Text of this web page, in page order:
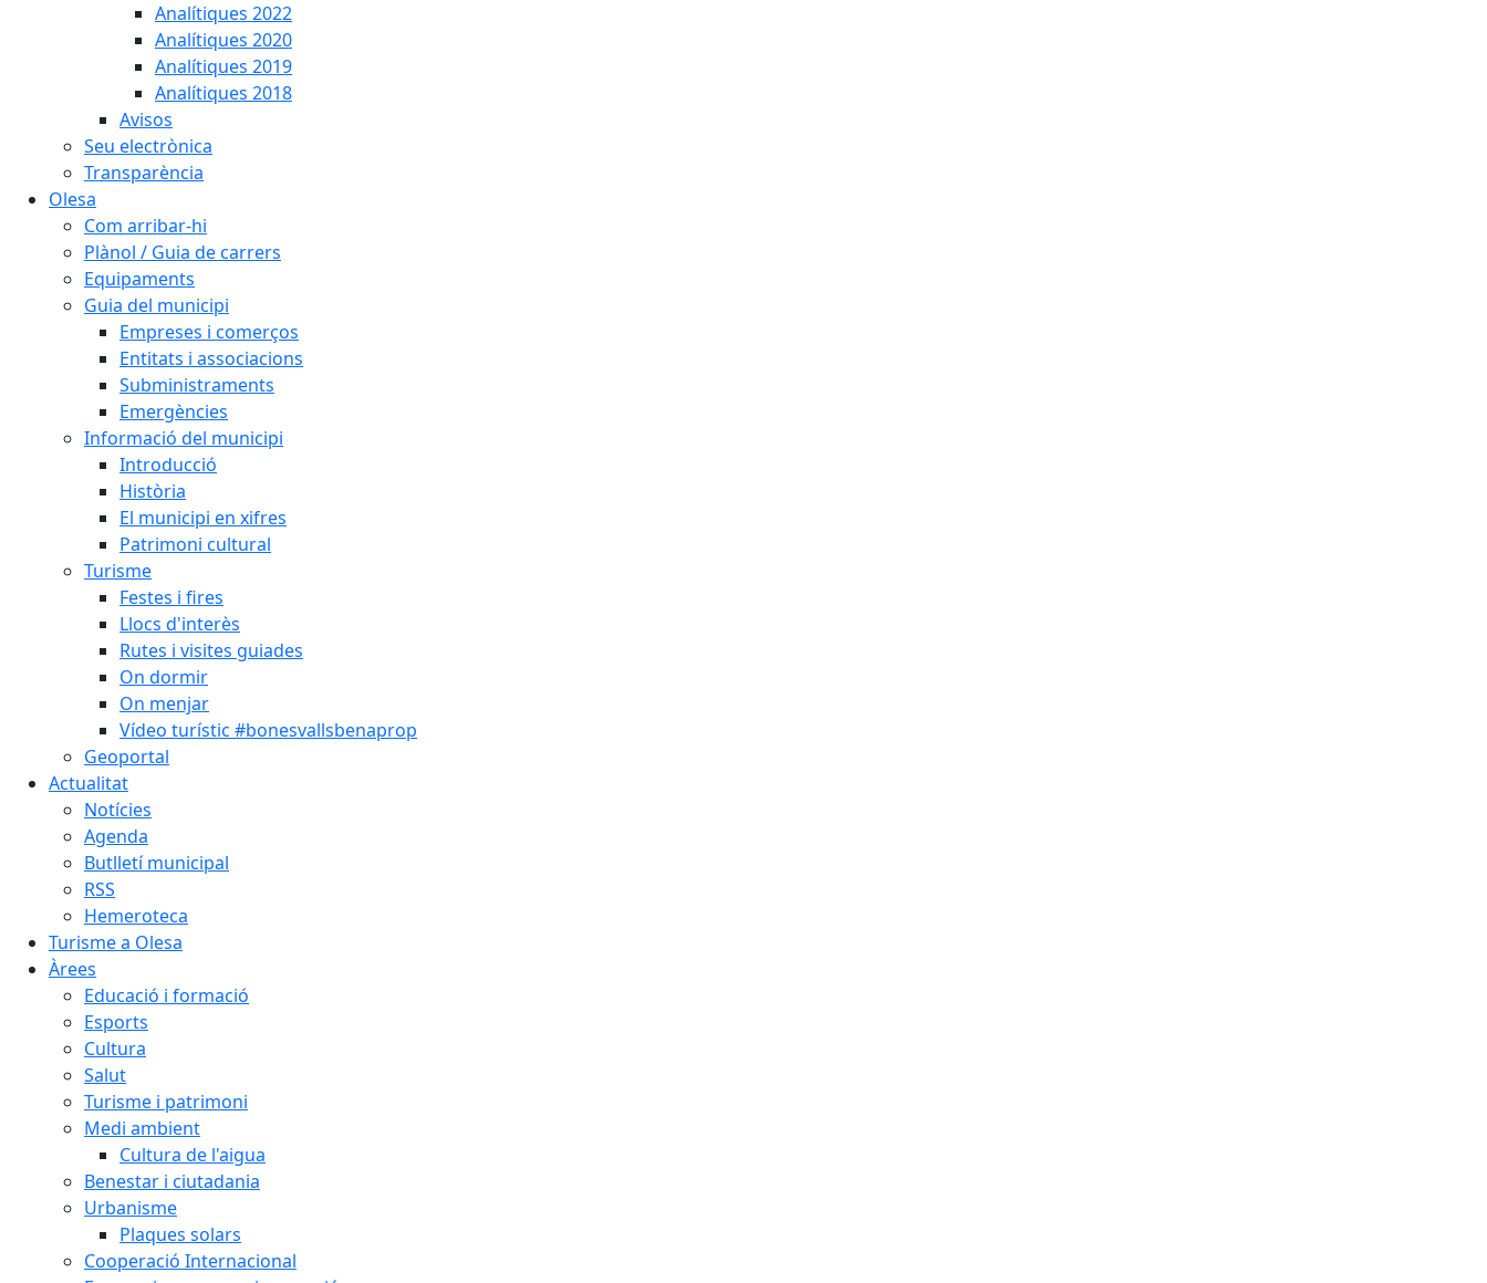
Analítiques 2022
Analítiques 2020
Analítiques 2019
Analítiques 2018
Avisos
Seu electrònica
Transparència
Olesa
Com arribar-hi
Plànol / Guia de carrers
Equipaments
Guia del municipi
Empreses i comerços
Entitats i associacions
Subministraments
Emergències
Informació del municipi
Introducció
Història
El municipi en xifres
Patrimoni cultural
Turisme
Festes i fires
Llocs d'interès
Rutes i visites guiades
On dormir
On menjar
Vídeo turístic #bonesvallsbenaprop
Geoportal
Actualitat
Notícies
Agenda
Butlletí municipal
RSS
Hemeroteca
Turisme a Olesa
Àrees
Educació i formació
Esports
Cultura
Salut
Turisme i patrimoni
Medi ambient
Cultura de l'aigua
Benestar i ciutadania
Urbanisme
Plaques solars
Cooperació Internacional